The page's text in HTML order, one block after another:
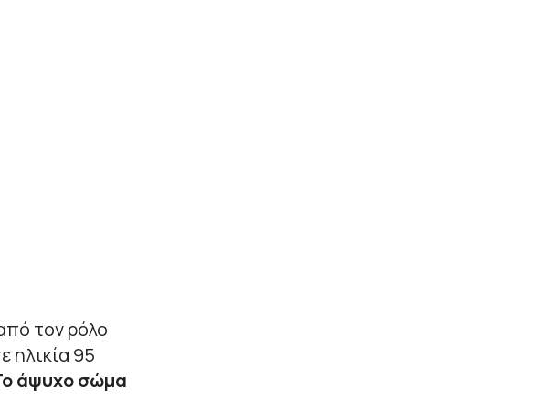
τον ρόλο
ηλικία 95
άψυχο σώμα